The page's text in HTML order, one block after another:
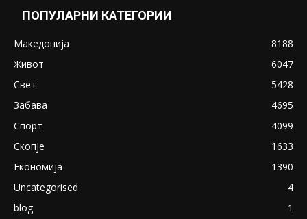
ПОПУЛАРНИ КАТЕГОРИИ
Македонија
8188
Живот
6047
Свет
5428
Забава
4695
Спорт
4099
Скопје
1633
Економија
1390
Uncategorised
4
blog
1